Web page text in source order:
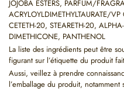
JOJOBA ESTERS, PARFUM/
ACRYLOYLDIMETHYLTAURATE/
CETETH-20, STEARETH-20,
DIMETHICONE, PANTHENOL
La liste des ingrédients peut être
figurant sur l’étiquette du produit
Aussi, veillez à prendre
l’emballage du produit, notamment